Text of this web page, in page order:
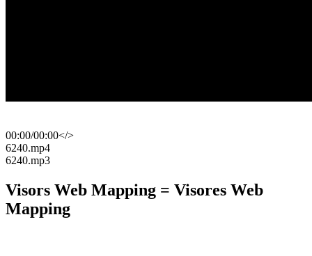
00:00/00:00</>
​6240.mp4
​6240.mp3
Visors Web Mapping = Visores Web
Mapping